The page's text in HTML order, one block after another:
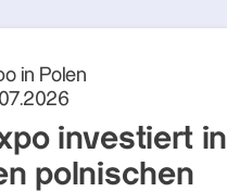
in Polen
investiert in
polnischen